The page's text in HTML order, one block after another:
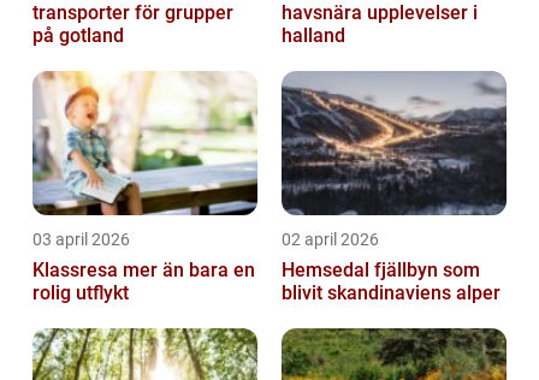
transporter för grupper
på gotland
havsnära upplevelser i
halland
03 april 2026
Klassresa mer än bara en
rolig utflykt
02 april 2026
Hemsedal fjällbyn som
blivit skandinaviens alper